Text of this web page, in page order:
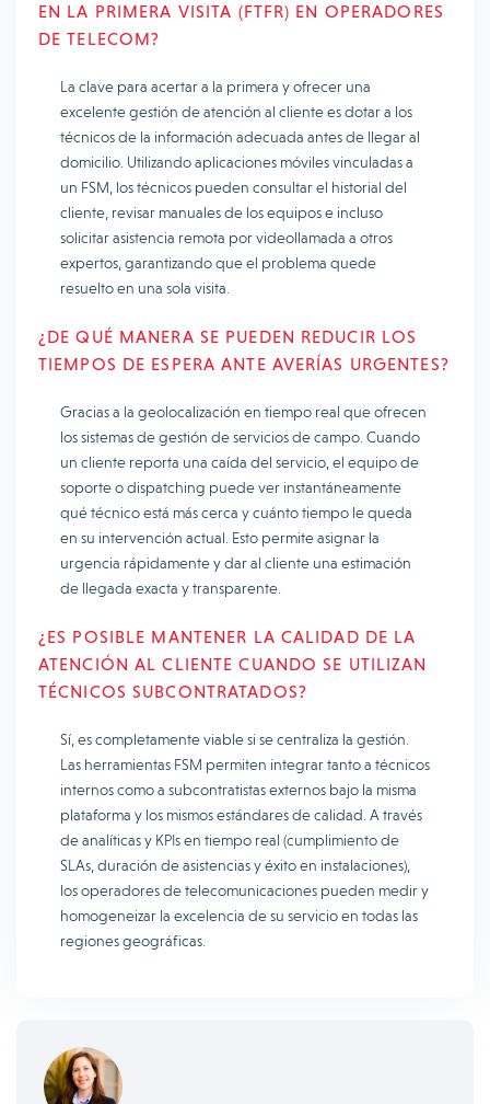
EN LA PRIMERA VISITA (FTFR) EN OPERADORES
DE TELECOM?
La clave para acertar a la primera y ofrecer una
excelente gestión de atención al cliente es dotar a los
técnicos de la información adecuada antes de llegar al
domicilio. Utilizando aplicaciones móviles vinculadas a
un FSM, los técnicos pueden consultar el historial del
cliente, revisar manuales de los equipos e incluso
solicitar asistencia remota por videollamada a otros
expertos, garantizando que el problema quede
resuelto en una sola visita.
¿DE QUÉ MANERA SE PUEDEN REDUCIR LOS
TIEMPOS DE ESPERA ANTE AVERÍAS URGENTES?
Gracias a la geolocalización en tiempo real que ofrecen
los sistemas de gestión de servicios de campo. Cuando
un cliente reporta una caída del servicio, el equipo de
soporte o dispatching puede ver instantáneamente
qué técnico está más cerca y cuánto tiempo le queda
en su intervención actual. Esto permite asignar la
urgencia rápidamente y dar al cliente una estimación
de llegada exacta y transparente.
¿ES POSIBLE MANTENER LA CALIDAD DE LA
ATENCIÓN AL CLIENTE CUANDO SE UTILIZAN
TÉCNICOS SUBCONTRATADOS?
Sí, es completamente viable si se centraliza la gestión.
Las herramientas FSM permiten integrar tanto a técnicos
internos como a subcontratistas externos bajo la misma
plataforma y los mismos estándares de calidad. A través
de analíticas y KPIs en tiempo real (cumplimiento de
SLAs, duración de asistencias y éxito en instalaciones),
los operadores de telecomunicaciones pueden medir y
homogeneizar la excelencia de su servicio en todas las
regiones geográficas.